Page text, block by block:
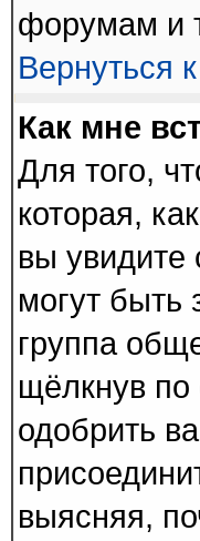
форумам и
Вернуться
Как мне
Для того,
которая,
вы увидите
могут быть
группа
щёлкнув по
одобрить
выясняя,